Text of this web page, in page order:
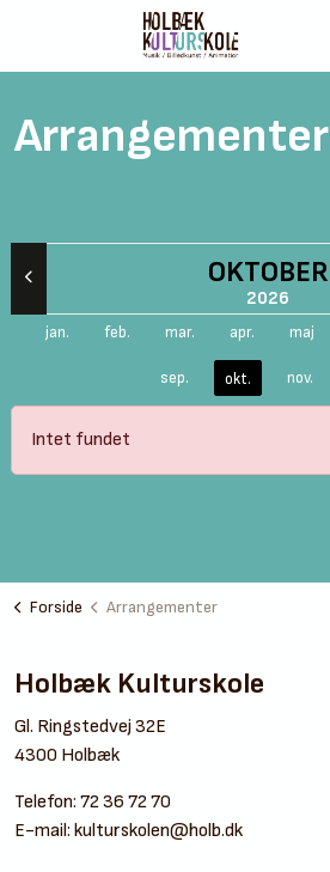
Arrangementer
OKTOBER
2026
jan. feb. mar. apr. maj
sep. okt. nov.
Intet fundet
Forside Arrangementer
Holbæk Kulturskole
Gl. Ringstedvej 32E
4300 Holbæk
Telefon: 72 36 72 70
E-mail: kulturskolen@holb.dk